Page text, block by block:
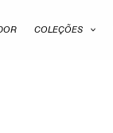
COLEÇÕES